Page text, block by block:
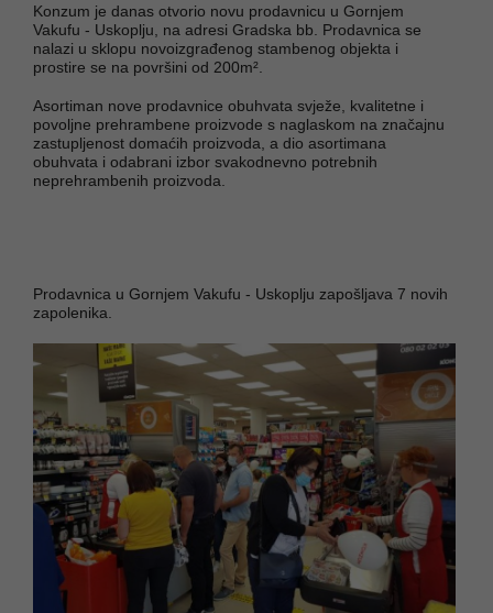
Konzum je danas otvorio novu prodavnicu u Gornjem
Vakufu - Uskoplju, na adresi Gradska bb. Prodavnica se
nalazi u sklopu novoizgrađenog stambenog objekta i
prostire se na površini od 200m².
Asortiman nove prodavnice obuhvata svježe, kvalitetne i
povoljne prehrambene proizvode s naglaskom na značajnu
zastupljenost domaćih proizvoda, a dio asortimana
obuhvata i odabrani izbor svakodnevno potrebnih
neprehrambenih proizvoda.
Prodavnica u Gornjem Vakufu - Uskoplju zapošljava 7 novih
zapolenika.